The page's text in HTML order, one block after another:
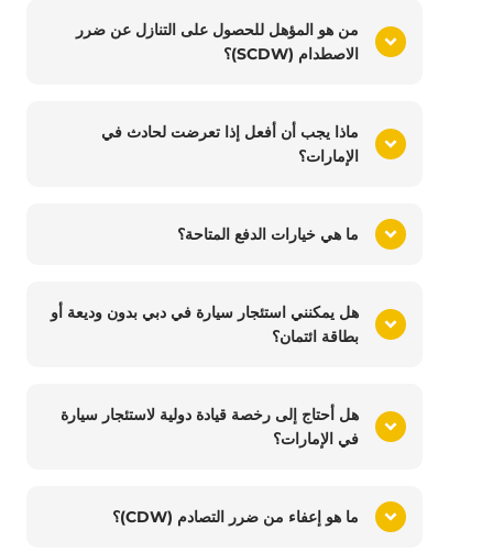
من هو المؤهل للحصول على التنازل عن ضرر
الاصطدام (SCDW)؟
ماذا يجب أن أفعل إذا تعرضت لحادث في
الإمارات؟
ما هي خيارات الدفع المتاحة؟
هل يمكنني استئجار سيارة في دبي بدون وديعة أو
بطاقة ائتمان؟
هل أحتاج إلى رخصة قيادة دولية لاستئجار سيارة
في الإمارات؟
ما هو إعفاء من ضرر التصادم (CDW)؟